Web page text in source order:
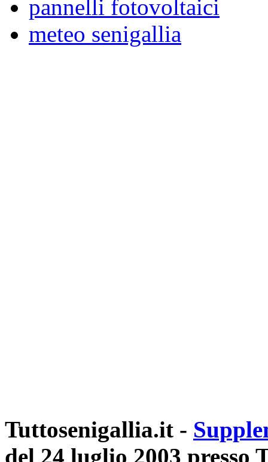
pannelli fotovoltaici
meteo senigallia
Tuttosenigallia.it -
del 24 luglio 2003